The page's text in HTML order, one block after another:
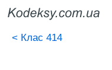
< Клас 414